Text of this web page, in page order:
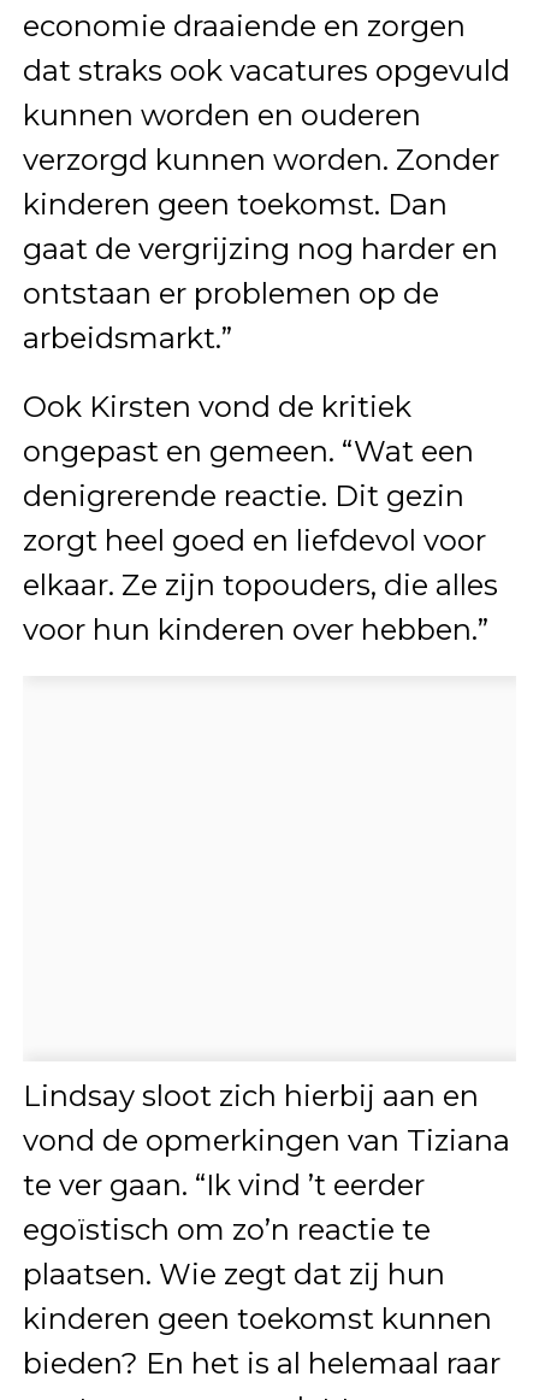
economie draaiende en zorgen
dat straks ook vacatures opgevuld
kunnen worden en ouderen
verzorgd kunnen worden. Zonder
kinderen geen toekomst. Dan
gaat de vergrijzing nog harder en
ontstaan er problemen op de
arbeidsmarkt.”
Ook Kirsten vond de kritiek
ongepast en gemeen. “Wat een
denigrerende reactie. Dit gezin
zorgt heel goed en liefdevol voor
elkaar. Ze zijn topouders, die alles
voor hun kinderen over hebben.”
Lindsay sloot zich hierbij aan en
vond de opmerkingen van Tiziana
te ver gaan. “Ik vind ’t eerder
egoïstisch om zo’n reactie te
plaatsen. Wie zegt dat zij hun
kinderen geen toekomst kunnen
bieden? En het is al helemaal raar